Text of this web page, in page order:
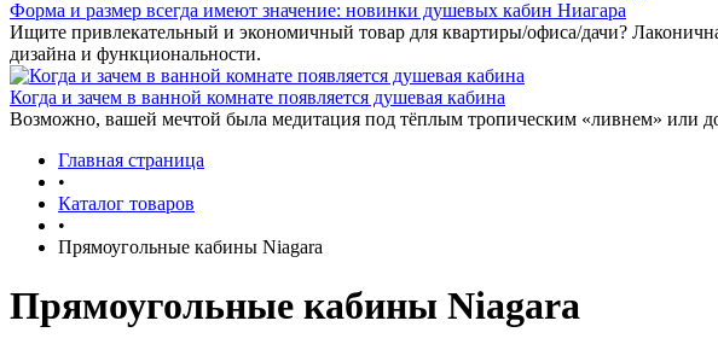
Форма и размер всегда имеют значение: новинки душевых кабин Ниагара
Ищите привлекательный и экономичный товар для квартиры/офиса/дачи?
дизайна и функциональности.
Когда и зачем в ванной комнате появляется душевая кабина
Возможно, вашей мечтой была медитация под тёплым тропическим «ливнем» или
Главная страница
•
Каталог товаров
•
Прямоугольные кабины Niagara
Прямоугольные кабины Niagara